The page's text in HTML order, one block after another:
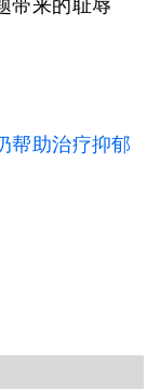
带来的耻辱
帮助治疗抑郁